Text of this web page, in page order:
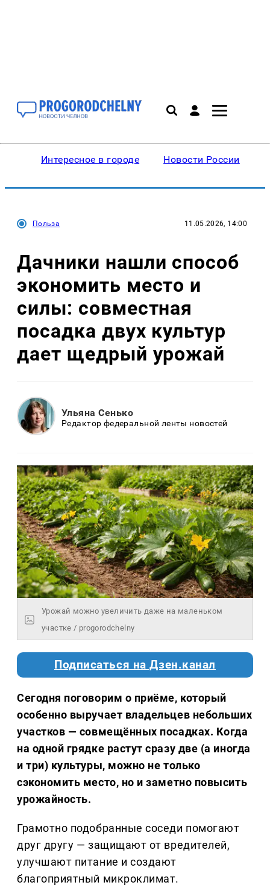
Интересное в городе Новости России
Польза 11.05.2026, 14:00
Дачники нашли способ
экономить место и
силы: совместная
посадка двух культур
дает щедрый урожай
Ульяна Сенько
Редактор федеральной ленты новостей
Урожай можно увеличить даже на маленьком
участке / progorodchelny
Подписаться на Дзен.канал
Сегодня поговорим о приёме, который
особенно выручает владельцев небольших
участков — совмещённых посадках. Когда
на одной грядке растут сразу две (а иногда
и три) культуры, можно не только
сэкономить место, но и заметно повысить
урожайность.
Грамотно подобранные соседи помогают
друг другу — защищают от вредителей,
улучшают питание и создают
благоприятный микроклимат.